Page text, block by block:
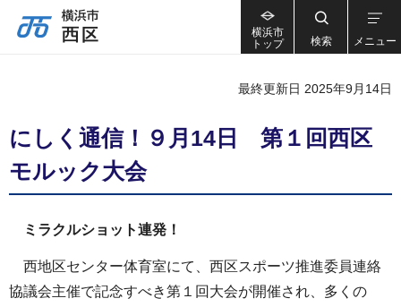
横浜市
トップ
検索 メニュー
最終更新日 2025年9月14日
にしく通信！９月14日 第１回西区
モルック大会
ミラクルショット連発！
西地区センター体育室にて、西区スポーツ推進委員連絡
協議会主催で記念すべき第１回大会が開催され、多くの